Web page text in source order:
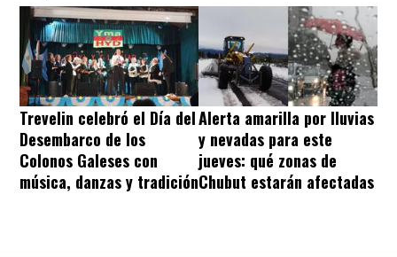
Trevelin celebró el Día del
Desembarco de los
Colonos Galeses con
música, danzas y tradición
Alerta amarilla por lluvias
y nevadas para este
jueves: qué zonas de
Chubut estarán afectadas